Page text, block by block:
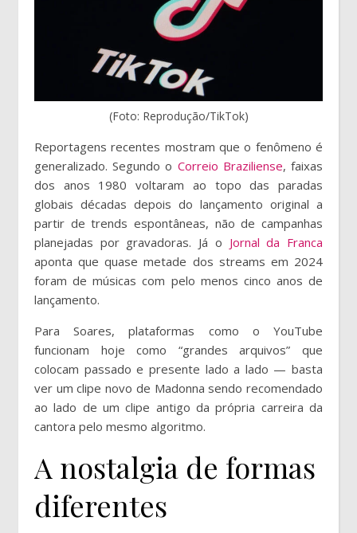
(Foto: Reprodução/TikTok)
Reportagens recentes mostram que o fenômeno é
generalizado. Segundo o Correio Braziliense, faixas
dos anos 1980 voltaram ao topo das paradas
globais décadas depois do lançamento original a
partir de trends espontâneas, não de campanhas
planejadas por gravadoras. Já o Jornal da Franca
aponta que quase metade dos streams em 2024
foram de músicas com pelo menos cinco anos de
lançamento.
Para Soares, plataformas como o YouTube
funcionam hoje como “grandes arquivos” que
colocam passado e presente lado a lado — basta
ver um clipe novo de Madonna sendo recomendado
ao lado de um clipe antigo da própria carreira da
cantora pelo mesmo algoritmo.
A nostalgia de formas
diferentes